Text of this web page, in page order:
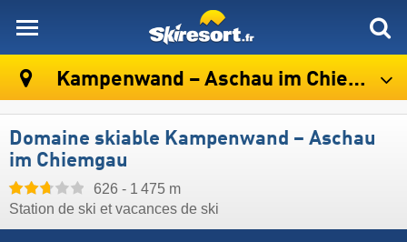
Kampenwand – Aschau im Chiemgau
Domaine skiable Kampenwand – Aschau
im Chiemgau
626 - 1 475 m
Station de ski et vacances de ski